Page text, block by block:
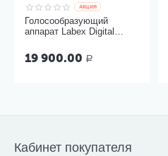
AКЦИЯ
Голосообразующий
аппарат Labex Digital
корпус
19 900.00 Р
Кабинет покупателя